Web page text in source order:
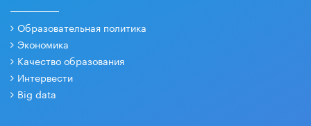
Образовательная политика
Экономика
Качество образования
Интервести
Big data